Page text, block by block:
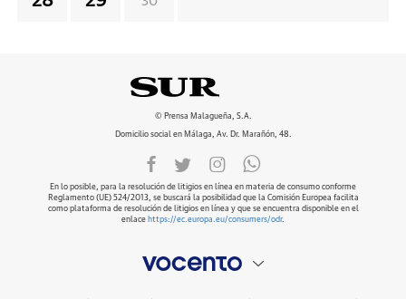
© Prensa Malagueña, S.A.
Domicilio social en Málaga, Av. Dr. Marañón, 48.
En lo posible, para la resolución de litigios en línea en materia de consumo conforme
Reglamento (UE) 524/2013, se buscará la posibilidad que la Comisión Europea facilita
como plataforma de resolución de litigios en línea y que se encuentra disponible en el
enlace https://ec.europa.eu/consumers/odr.